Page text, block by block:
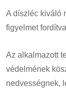
A díszléc kiváló
figyelmet
Az alkalmazott
védelmének
nedvességnek,